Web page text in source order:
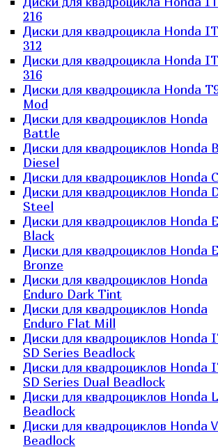
216
Диски для квадроцикла Honda
312
Диски для квадроцикла Honda
316
Диски для квадроцикла Honda
Mod
Диски для квадроциклов Honda
Battle
Диски для квадроциклов Honda
Diesel
Диски для квадроциклов Honda
Диски для квадроциклов Honda
Steel
Диски для квадроциклов Honda
Black
Диски для квадроциклов Honda
Bronze
Диски для квадроциклов Honda
Enduro Dark Tint
Диски для квадроциклов Honda
Enduro Flat Mill
Диски для квадроциклов Honda
SD Series Beadlock
Диски для квадроциклов Honda
SD Series Dual Beadlock
Диски для квадроциклов Honda
Beadlock
Диски для квадроциклов Honda
Beadlock